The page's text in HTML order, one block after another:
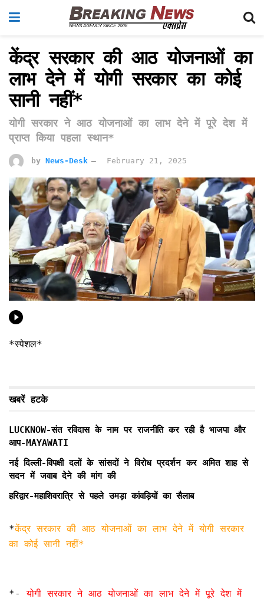
केंद्र सरकार की आठ योजनाओं का
लाभ देने में याेगी सरकार का कोई
सानी नहीं*
योगी सरकार ने आठ योजनाओं का लाभ देने में पूरे देश में
प्राप्त किया पहला स्थान*
by News-Desk February 21, 2025
*स्पेशल*
खबरें हटके
LUCKNOW-संत रविदास के नाम पर राजनीति कर रही है भाजपा और
आप-MAYAWATI
नई दिल्ली-विपक्षी दलों के सांसदों ने विरोध प्रदर्शन कर अमित शाह से
सदन में जवाब देने की मांग की
हरिद्वार-महाशिवरात्रि से पहले उमड़ा कांवड़ियों का सैलाब
*केंद्र सरकार की आठ योजनाओं का लाभ देने में याेगी सरकार
का कोई सानी नहीं*
*-योगी सरकार ने आठ योजनाओं का लाभ देने में पूरे देश में